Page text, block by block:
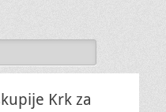
Krk za